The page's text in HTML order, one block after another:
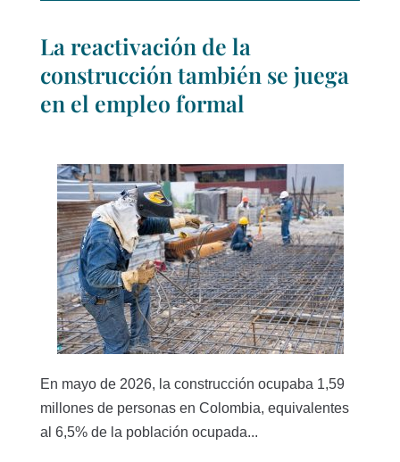
La reactivación de la
construcción también se juega
en el empleo formal
En mayo de 2026, la construcción ocupaba 1,59
millones de personas en Colombia, equivalentes
al 6,5% de la población ocupada...